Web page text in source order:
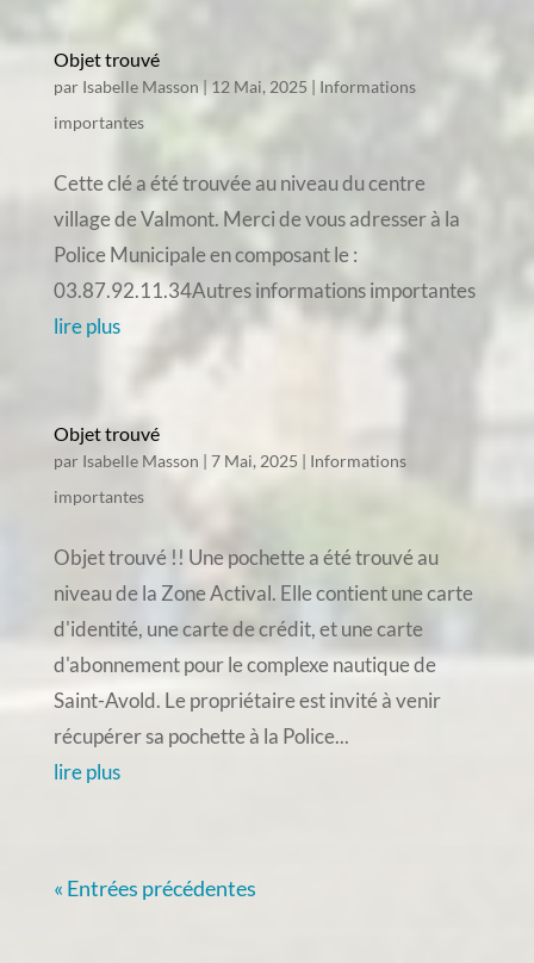
Objet trouvé
par Isabelle Masson| 12 Mai, 2025 | Informations
importantes
Cette clé a été trouvée au niveau du centre
village de Valmont. Merci de vous adresser à la
Police Municipale en composant le :
03.87.92.11.34Autres informations importantes
lire plus
Objet trouvé
par Isabelle Masson | 7 Mai, 2025 | Informations
importantes
Objet trouvé !! Une pochette a été trouvé au
niveau de la Zone Actival. Elle contient une carte
d'identité, une carte de crédit, et une carte
d'abonnement pour le complexe nautique de
Saint-Avold. Le propriétaire est invité à venir
récupérer sa pochette à la Police...
lire plus
« Entrées précédentes